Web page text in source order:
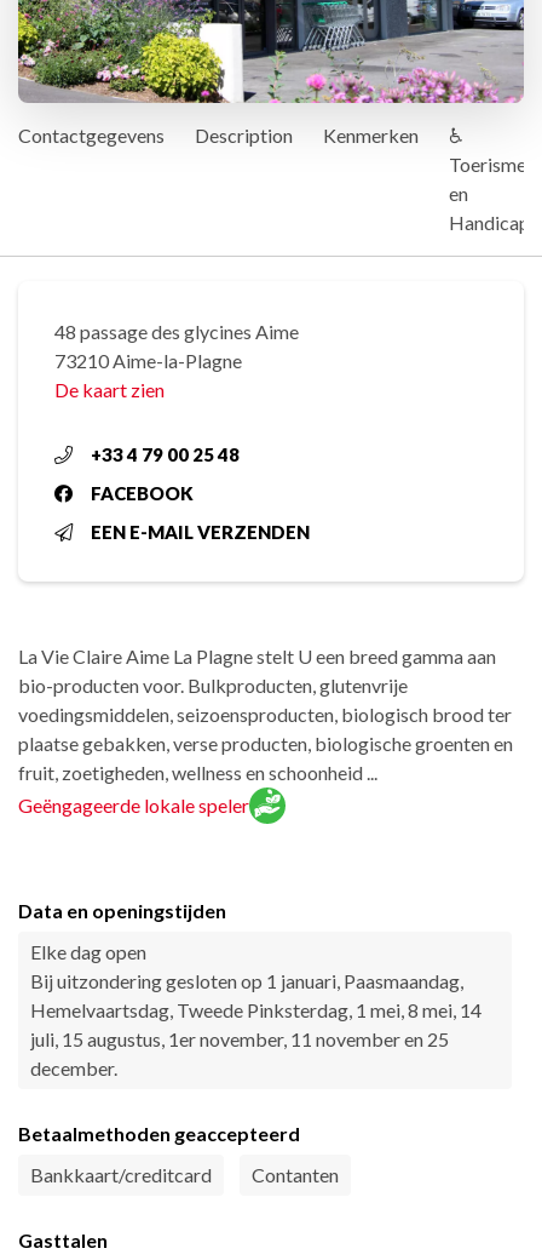
Contactgegevens Description Kenmerken
♿
Toerisme
en
Handicap
48 passage des glycines Aime
73210 Aime-la-Plagne
De kaart zien
+33 4 79 00 25 48
FACEBOOK
EEN E-MAIL VERZENDEN
La Vie Claire Aime La Plagne stelt U een breed gamma aan
bio-producten voor. Bulkproducten, glutenvrije
voedingsmiddelen, seizoensproducten, biologisch brood ter
plaatse gebakken, verse producten, biologische groenten en
fruit, zoetigheden, wellness en schoonheid ...
Geëngageerde lokale speler
Data en openingstijden
Elke dag open
Bij uitzondering gesloten op 1 januari, Paasmaandag,
Hemelvaartsdag, Tweede Pinksterdag, 1 mei, 8 mei, 14
juli, 15 augustus, 1er november, 11 november en 25
december.
Betaalmethoden geaccepteerd
Bankkaart/creditcard
Contanten
Gasttalen